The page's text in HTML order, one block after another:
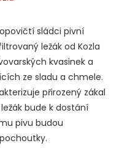
sládci pivní
ležák od Kozla
kvasinek a
ze sladu a chmele.
přirozený zákal
bude k dostání
pivu budou